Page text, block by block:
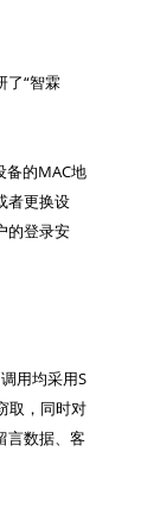
“智霖
的MAC地
者更换设
的登录安
用均采用S
取，同时对
言数据、客